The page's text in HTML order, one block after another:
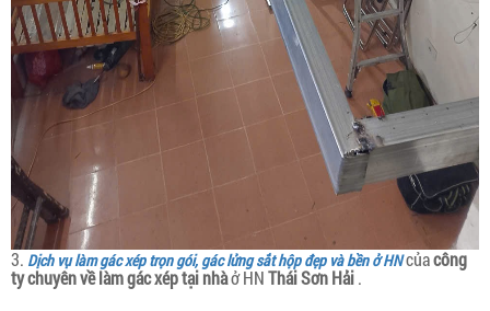
3. Dịch vụ làm gác xép trọn gói, gác lửng sắt hộp đẹp và bền ở HNcủacông
ty chuyên về làm gác xép tại nhàở HNThái Sơn Hải.